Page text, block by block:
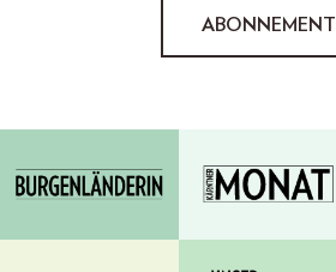
ABONNEMENT